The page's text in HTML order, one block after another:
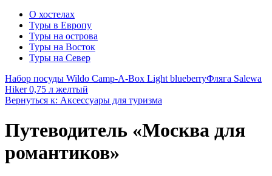
О хостелах
Туры в Европу
Туры на острова
Туры на Восток
Туры на Север
Набор посуды Wildo Camp-A-Box Light blueberryФляга Salewa
Hiker 0,75 л желтый
Вернуться к: Аксессуары для туризма
Путеводитель «Москва для
романтиков»